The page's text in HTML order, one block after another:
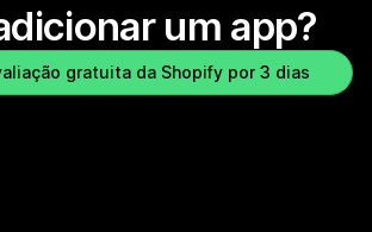
um app?
gratuita da Shopify por 3 dias